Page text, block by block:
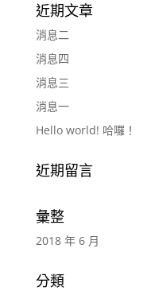
近期文章
消息二
消息四
消息三
消息一
Hello world! 哈囉！
近期留言
彙整
2018 年 6 月
分類